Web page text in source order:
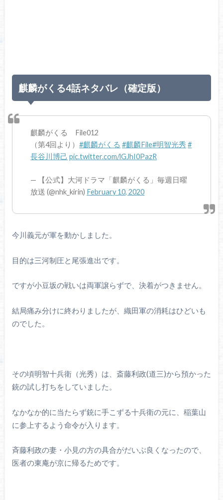
麒麟がくる4話ネタバレ（確定版）
麒麟がくる File012
（第4回より）#麒麟がくる #麒麟File#明智光秀 #
長谷川博己 pic.twitter.com/lGJhI0PazR
— 【公式】大河ドラマ「麒麟がくる」毎週日曜
放送 (@nhk_kirin) February 10, 2020
今川義元が軍を動かしました。
目的は三河制圧と尾張進出です。
ですが小豆坂の戦いは両軍譲らずで、決着がつきません。
結局痛み分けに終わりましたが、織田軍の消耗はひどいも
のでした。
その頃明智十兵衛（光秀）は、斎藤利政(道三)から預かった
銃の試し打ちをしていました。
なかなか的に当たらず銃に手こずる十兵衛の元に、稲葉山
に参上するよう命令が入ります。
斉藤利政の妻・小見の方の具合がだいぶ良くなったので、
医者の東庵が京に帰るためです。